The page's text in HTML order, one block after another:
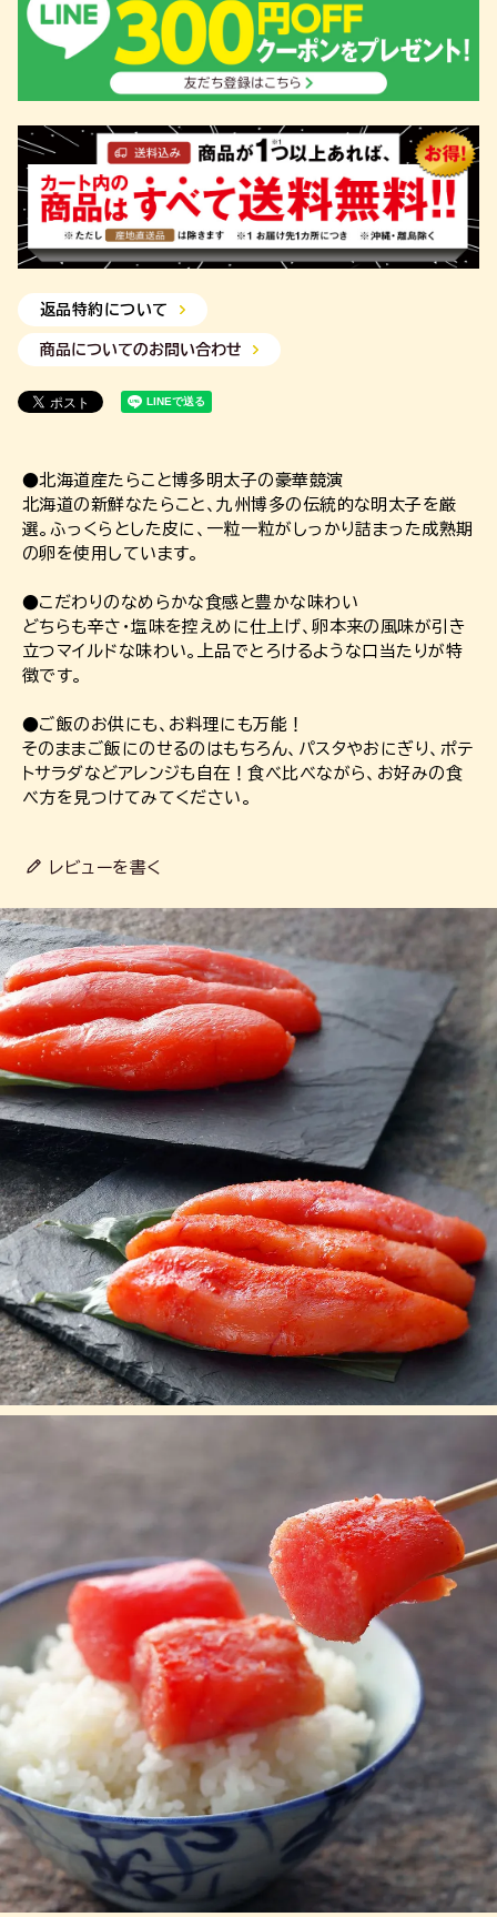
返品特約について
商品についてのお問い合わせ
●北海道産たらこと博多明太子の豪華競演
北海道の新鮮なたらこと、九州博多の伝統的な明太子を厳
選。ふっくらとした皮に、一粒一粒がしっかり詰まった成熟期
の卵を使用しています。
●こだわりのなめらかな食感と豊かな味わい
どちらも辛さ・塩味を控えめに仕上げ、卵本来の風味が引き
立つマイルドな味わい。上品でとろけるような口当たりが特
徴です。
●ご飯のお供にも、お料理にも万能！
そのままご飯にのせるのはもちろん、パスタやおにぎり、ポテ
トサラダなどアレンジも自在！食べ比べながら、お好みの食
べ方を見つけてみてください。
レビューを書く